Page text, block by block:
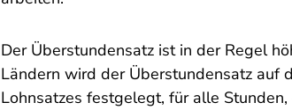
Der Überstundensatz ist in der Regel
Ländern wird der Überstundensatz auf
Lohnsatzes festgelegt, für alle